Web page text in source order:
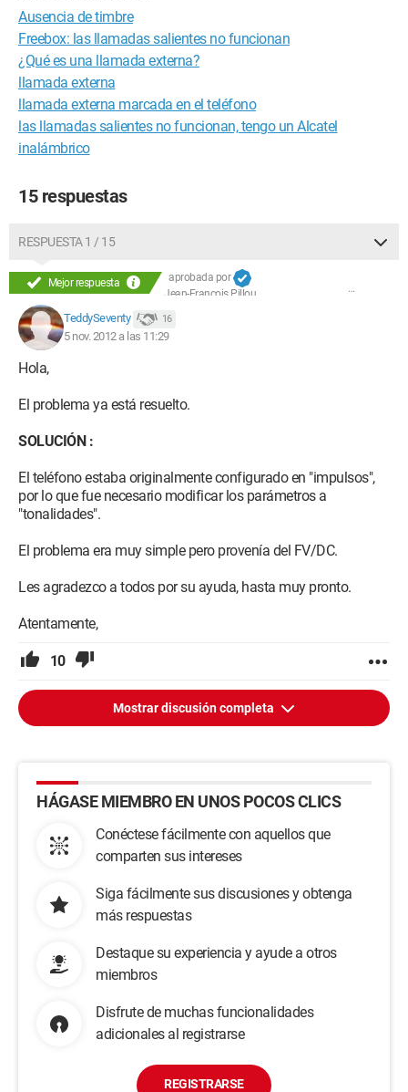
Le agradezco su ayuda.
Atentamente,
Ausencia de timbre
Freebox: las llamadas salientes no funcionan
¿Qué es una llamada externa?
llamada externa
llamada externa marcada en el teléfono
las llamadas salientes no funcionan, tengo un Alcatel
inalámbrico
15 respuestas
RESPUESTA 1 / 15
Mejor respuesta
aprobada por
Jean-François Pillou
TeddySeventy 16
5 nov. 2012 a las 11:29
Hola,
El problema ya está resuelto.
SOLUCIÓN :
El teléfono estaba originalmente configurado en "impulsos",
por lo que fue necesario modificar los parámetros a
"tonalidades".
El problema era muy simple pero provenía del FV/DC.
Les agradezco a todos por su ayuda, hasta muy pronto.
Atentamente,
10
Mostrar discusión completa
HÁGASE MIEMBRO EN UNOS POCOS CLICS
Conéctese fácilmente con aquellos que
comparten sus intereses
Siga fácilmente sus discusiones y obtenga
más respuestas
Destaque su experiencia y ayude a otros
miembros
Disfrute de muchas funcionalidades
adicionales al registrarse
REGISTRARSE